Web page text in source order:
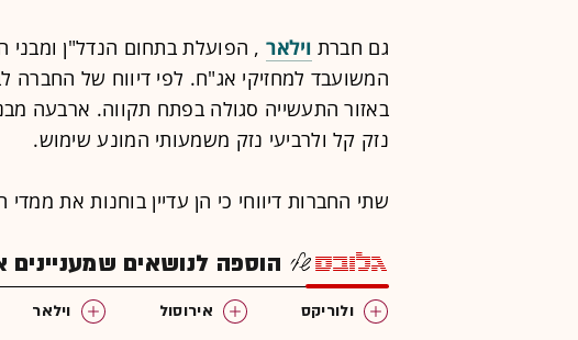
גם חברת וילאר , הפועלת בתחום הנדל"ן ומבני
המשועבד למחזיקי אג"ח. לפי דיווח של החברה
באזור התעשייה סגולה בפתח תקווה. ארבעה
נזק קל ולרביעי נזק משמעותי המונע שימוש.
שתי החברות דיווחי כי הן עדיין בוחנות את ממדי
הוספה לנושאים שמעניינים
ולוריקס אירוסול וילאר